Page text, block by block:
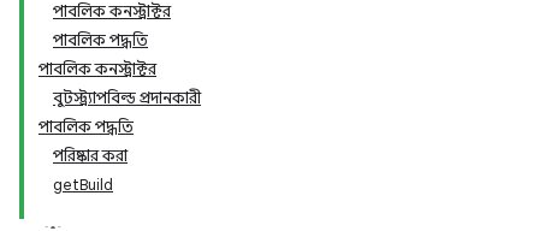
পাবলিক কনস্ট্রাক্টর
পাবলিক পদ্ধতি
পাবলিক কনস্ট্রাক্টর
বুটস্ট্র্যাপবিল্ড প্রদানকারী
পাবলিক পদ্ধতি
পরিষ্কার করা
getBuild